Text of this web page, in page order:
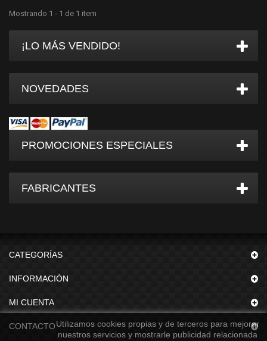
Mostrando 1 - 1 de 1 item
¡LO MÁS VENDIDO!
NOVEDADES
PROMOCIONES ESPECIALES
FABRICANTES
CATEGORÍAS
INFORMACIÓN
MI CUENTA
CONTACTOUtilizamos cookies propias y de terceros para mejorar
nuestros servicios y mostrarle publicidad relacionada